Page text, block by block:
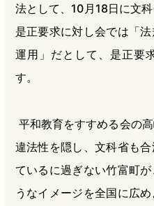
法として、10月18日に文
是正要求に対し会では「
運用」だとして、是正要
す。
平和教育をすすめる会の
違法性を隠し、文科省も
ているに過ぎない竹富町
うなイメージを全国に広